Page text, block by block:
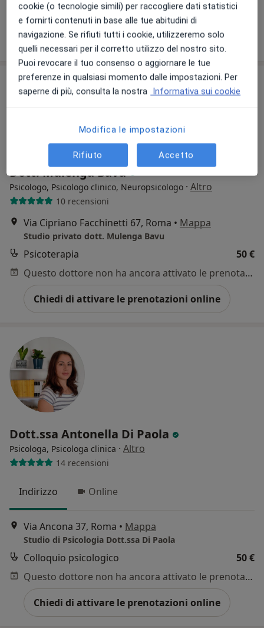
Chiedi di attivare le prenotazioni online
Dott. Mulenga Bavu
Psicologo, Psicologo clinico, Neuropsicologo · Altro
10 recensioni
Via Cipriano Facchinetti 67, Roma • Mappa
Studio privato dott. Mulenga Bavu
Psicoterapia
50 €
Questo dottore non ha ancora attivato le prenotazioni online presso questo indirizzo.
Chiedi di attivare le prenotazioni online
Dott.ssa Antonella Di Paola
Psicologa, Psicologa clinica · Altro
14 recensioni
Indirizzo Online
Via Ancona 37, Roma • Mappa
Studio di Psicologia Dott.ssa Di Paola
Colloquio psicologico
50 €
Questo dottore non ha ancora attivato le prenotazioni online presso questo indirizzo.
Chiedi di attivare le prenotazioni online
cookie (o tecnologie simili) per raccogliere dati statistici
e fornirti contenuti in base alle tue abitudini di
navigazione. Se rifiuti tutti i cookie, utilizzeremo solo
quelli necessari per il corretto utilizzo del nostro sito.
Puoi revocare il tuo consenso o aggiornare le tue
preferenze in qualsiasi momento dalle impostazioni. Per
saperne di più, consulta la nostra Informativa sui cookie
Modifica le impostazioni
Rifiuto Accetto